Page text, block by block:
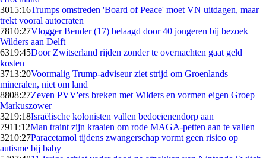
3015:16Trumps omstreden 'Board of Peace' moet VN uitdagen, maar
trekt vooral autocraten
7810:27Vlogger Bender (17) belaagd door 40 jongeren bij bezoek
Wilders aan Delft
6319:45Door Zwitserland rijden zonder te overnachten gaat geld
kosten
3713:20Voormalig Trump-adviseur ziet strijd om Groenlands
mineralen, niet om land
8808:27Zeven PVV'ers breken met Wilders en vormen eigen Groep
Markuszower
3219:18Israëlische kolonisten vallen bedoeïenendorp aan
7911:12Man traint zijn kraaien om rode MAGA-petten aan te vallen
3210:27Paracetamol tijdens zwangerschap vormt geen risico op
autisme bij baby